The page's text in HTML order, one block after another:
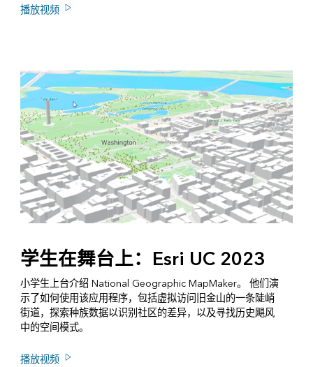
播放视频
学生在舞台上：Esri UC 2023
小学生上台介绍 National Geographic MapMaker。 他们演
示了如何使用该应用程序，包括虚拟访问旧金山的一条陡峭
街道，探索种族数据以识别社区的差异，以及寻找历史飓风
中的空间模式。
播放视频